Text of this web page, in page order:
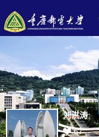
刘洪涛
67